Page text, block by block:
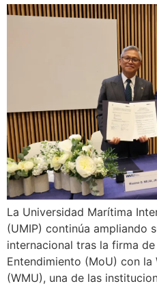
La Universidad Marítima
(UMIP) continúa ampliando
internacional tras la firma
Entendimiento (MoU) con
(WMU), una de las